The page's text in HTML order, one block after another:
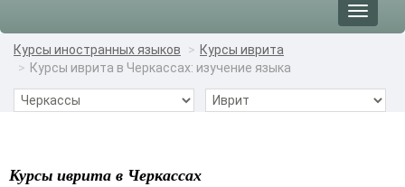
Toggle
Курсы иностранных языков
Курсы иврита
Курсы иврита в Черкассах: изучение языка
Курсы иврита в Черкассах